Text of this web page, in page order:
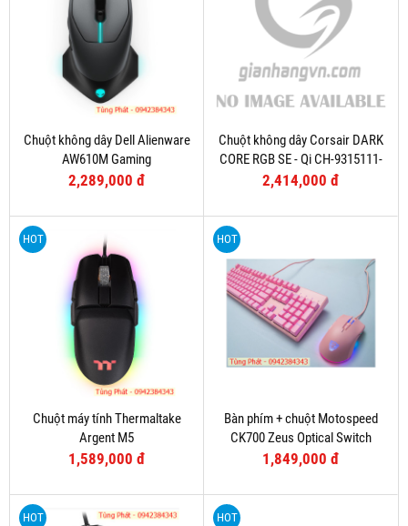
Chuột không dây Dell Alienware
AW610M Gaming
2,289,000 đ
Chuột không dây Corsair DARK
CORE RGB SE - Qi CH-9315111-
AP
2,414,000 đ
HOT
Chuột máy tính Thermaltake
Argent M5
1,589,000 đ
HOT
Bàn phím + chuột Motospeed
CK700 Zeus Optical Switch
(Hồng)
1,849,000 đ
HOT HOT